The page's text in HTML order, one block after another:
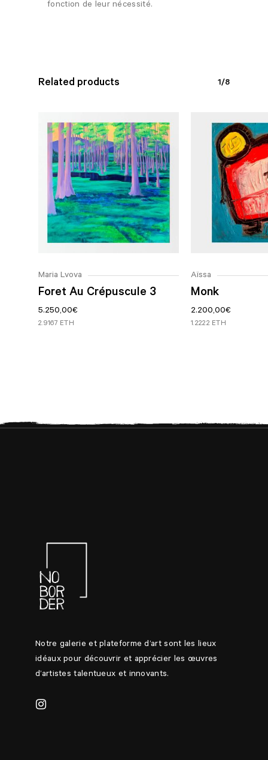
fonction de leur nécessité.
Related products 1/8
Maria Lvova
Foret Au Crépuscule 3
5.250,00€
2.9167 ETH
Aïssa
Monk
2.200,00€
1.2222 ETH
Notre galerie et plateforme d’art sont les lieux
idéaux pour découvrir et apprécier les œuvres
d’artistes talentueux et innovants.